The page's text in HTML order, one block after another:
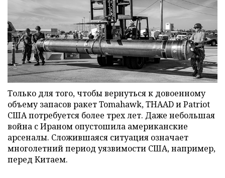
Только для того, чтобы вернуться к довоенному
объему запасов ракет Tomahawk, THAAD и Patriot
США потребуется более трех лет. Даже небольшая
война с Ираном опустошила американские
арсеналы. Сложившаяся ситуация означает
многолетний период уязвимости США, например,
перед Китаем.